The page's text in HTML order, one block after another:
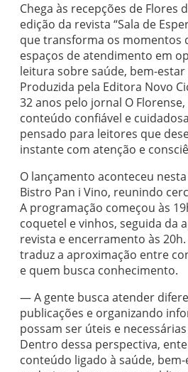
Chega às recepções de Flores
edição da revista “Sala de
que transforma os momentos
espaços de atendimento em
leitura sobre saúde, bem-
Produzida pela Editora Novo
32 anos pelo jornal O
conteúdo confiável e
pensado para leitores que
instante com atenção e
O lançamento aconteceu
Bistro Pan i Vino, reunindo
A programação começou às
coquetel e vinhos, seguida da
revista e encerramento às
traduz a aproximação entre
e quem busca conhecimento.
— A gente busca atender
publicações e organizando
possam ser úteis e
Dentro dessa perspectiva,
conteúdo ligado à saúde,